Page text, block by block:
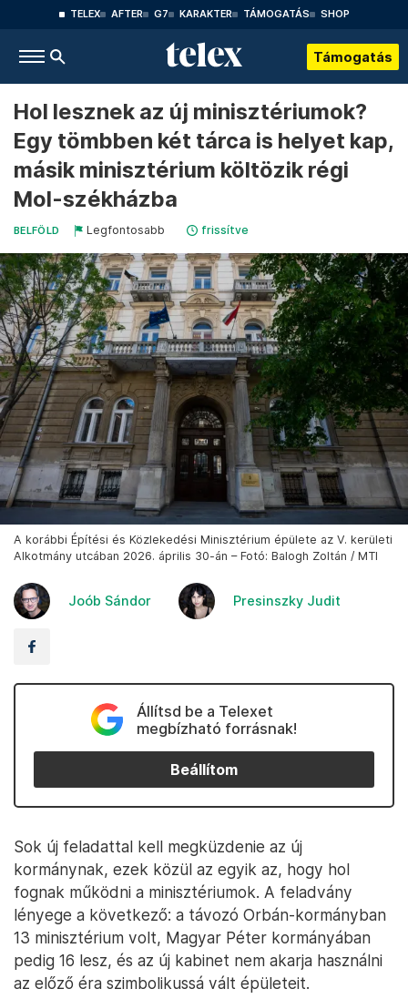
TELEX AFTER G7 KARAKTER TÁMOGATÁS SHOP
Támogatás
Hol lesznek az új minisztériumok?
Egy tömbben két tárca is helyet kap,
másik minisztérium költözik régi
Mol-székházba
BELFÖLD Legfontosabb frissítve
A korábbi Építési és Közlekedési Minisztérium épülete az V. kerületi
Alkotmány utcában 2026. április 30-án – Fotó: Balogh Zoltán / MTI
Joób Sándor Presinszky Judit
Állítsd be a Telexet
megbízható forrásnak!
Beállítom
Sok új feladattal kell megküzdenie az új
kormánynak, ezek közül az egyik az, hogy hol
fognak működni a minisztériumok. A feladvány
lényege a következő: a távozó Orbán-kormányban
13 minisztérium volt, Magyar Péter kormányában
pedig 16 lesz, és az új kabinet nem akarja használni
az előző éra szimbolikussá vált épületeit.